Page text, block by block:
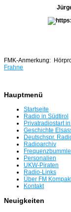
FMK-Anmerkung:
Frahne
Hauptmenü
Startseite
Radio in Südtirol
Privatradiostart
Geschichte
Deutschspr.
Radioarchiv
Personalien
UKW-Piraten
Radio-Links
Über FM
Kontakt
Neuigkeiten